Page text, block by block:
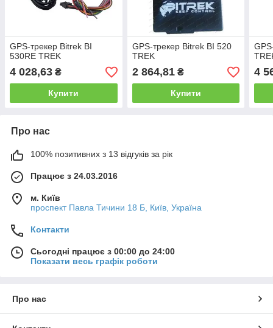
GPS-трекер Bitrek BI
530RE TREK
4 028,63 ₴
Купити
GPS-трекер Bitrek BI 520
TREK
2 864,81₴
Купити
4
Про нас
100% позитивних з 13 відгуків за рік
Працює з 24.03.2016
м. Київ
проспект Павла Тичини 18 Б, Київ, Україна
Контакти
Сьогодні працює з 00:00 до 24:00
Показати весь графік роботи
Про нас